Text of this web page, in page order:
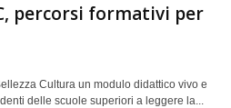
percorsi formativi per
Cultura un modulo didattico vivo e
delle scuole superiori a leggere la...